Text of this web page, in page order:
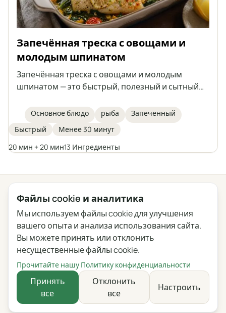
Запечённая треска с овощами и
молодым шпинатом
Запечённая треска с овощами и молодым
шпинатом — это быстрый, полезный и сытный
филе трески запекаются на овощах с
добавлением ароматных специй, оливкового
масла и топлёного масла. Отличная идея для
основного блюда для всей семьи.
Основное блюдо рыба
Запеченный
Быстрый
Менее 30 минут
20 мин + 20 мин13 Ингредиенты
← Все категории
КонфиденциальностьУсловияБлогОбратная связь
Журнал измененийНастройки файлов cookie
English
Polski Português
Français
Deutsch
Italiano
Русский
Українська
Čeština
Файлы cookie и аналитика
Мы используем файлы cookie для улучшения
вашего опыта и анализа использования сайта.
Вы можете принять или отклонить
несущественные файлы cookie.
Прочитайте нашу Политику конфиденциальности
Принять
все
Отклонить
все
Настроить